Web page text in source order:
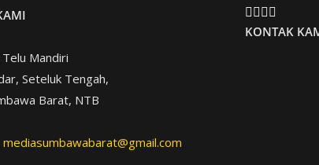
Mandiri
Seteluk Tengah,
Barat, NTB
mediasumbawabarat@gmail.com
KONTAK